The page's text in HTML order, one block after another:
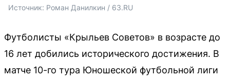
Источник: Роман Данилкин / 63.RU
Футболисты «Крыльев Советов» в возрасте до
16 лет добились исторического достижения. В
матче 10-го тура Юношеской футбольной лиги